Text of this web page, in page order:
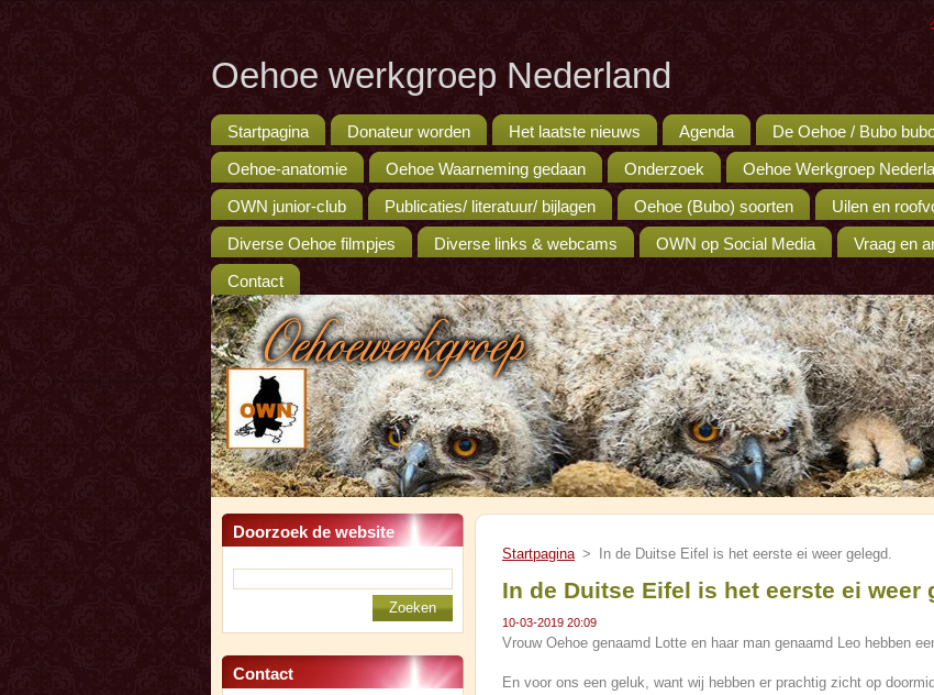
Oehoe werkgroep Nederland
Startpagina Donateur worden Het laatste nieuws Agenda De Oehoe / Bubo
Oehoe-anatomie Oehoe Waarneming gedaan Onderzoek Oehoe Werkgroep
OWN junior-club Publicaties/ literatuur/ bijlagen Oehoe (Bubo) soorten Uilen en
Diverse Oehoe filmpjes Diverse links & webcams OWN op Social Media Vraag en
Contact
Doorzoek de website
Contact
Startpagina > In de Duitse Eifel is het eerste ei weer gelegd.
In de Duitse Eifel is het eerste ei weer
10-03-2019 20:09
Vrouw Oehoe genaamd Lotte en haar man genaamd Leo hebben
En voor ons een geluk, want wij hebben er prachtig zicht op